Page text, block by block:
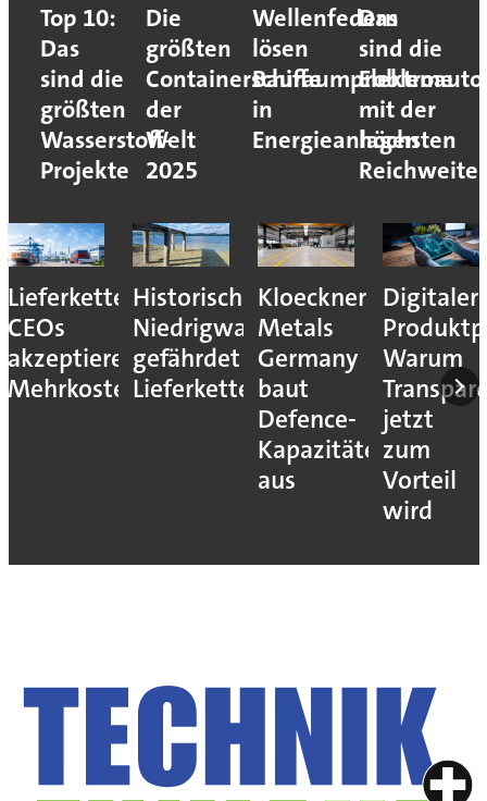
Top 10:
Das
sind die
größten
Wasserstoff-
Projekte
Die
größten
Containerschiffe
der
Welt
2025
Wellenfedern
lösen
Bauraumprobleme
in
Energieanlagen
Das
sind die
mit der
höchsten
Reichweite
Lieferkettenresilienz:
CEOs
akzeptieren
Mehrkosten
Historisches
Niedrigwasser
gefährdet
Lieferketten
Kloeckner
Metals
Germany
baut
Defence-
Kapazitäten
aus
Digitaler
Warum
jetzt
zum
Vorteil
wird